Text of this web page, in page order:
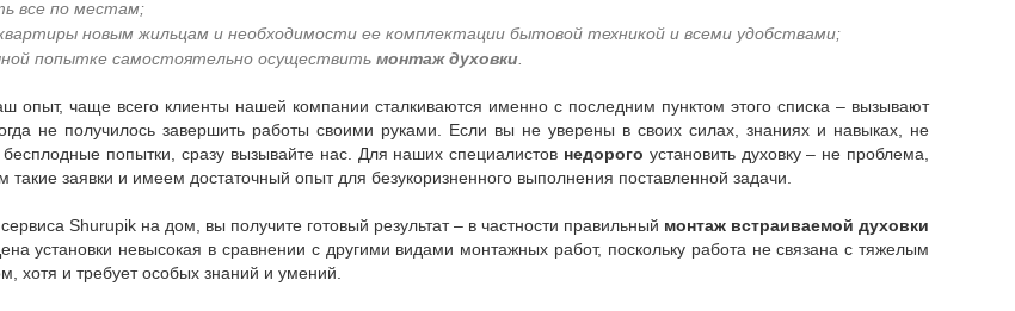
все по местам;
новым жильцам и необходимости ее комплектации бытовой техникой и всеми удобствами;
попытке самостоятельно осуществить монтаж духовки
не получилось завершить работы своими руками. Если вы не уверены в своих силах, знаниях и навыках, не
попытки, сразу вызывайте нас. Для наших специалистов недорого установить духовку – не проблема,
такие заявки и имеем достаточный опыт для безукоризненного выполнения поставленной задачи.
Shurupik на дом, вы получите готовый результат – в частности правильный монтаж встраиваемой духовки
установки невысокая в сравнении с другими видами монтажных работ, поскольку работа не связана с тяжелым
хотя и требует особых знаний и умений.